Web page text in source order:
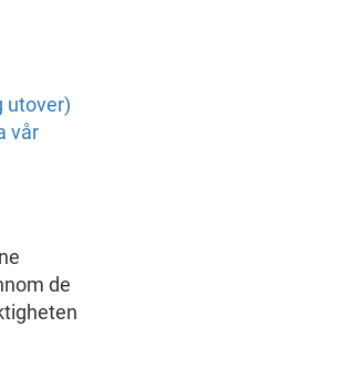
utover)
vår
de